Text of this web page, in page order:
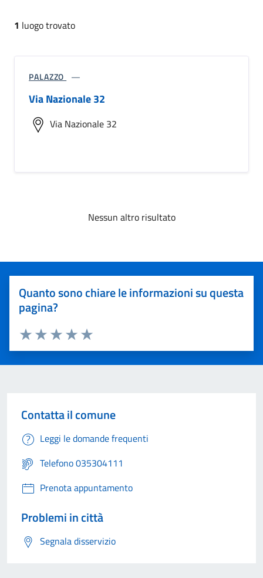
1 luogo trovato
PALAZZO
Via Nazionale 32
Via Nazionale 32
Nessun altro risultato
Quanto sono chiare le informazioni su questa
pagina?
Valuta 5 stelle su 5
Valuta 4 stelle su 5
Valuta 3 stelle su 5
Valuta 2 stelle su 5
Valuta 1 stelle su 5
Contatta il comune
Leggi le domande frequenti
Telefono 035304111
Prenota appuntamento
Problemi in città
Segnala disservizio